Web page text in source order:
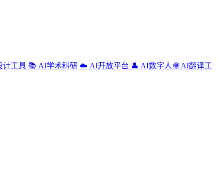
计工具 📚 AI学术科研 ☁️ AI开放平台 👤 AI数字人 🌐 AI翻译工